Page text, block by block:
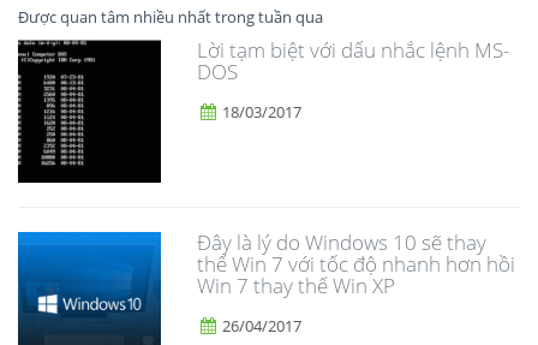
Được quan tâm nhiều nhất trong tuần qua
Lời tạm biệt với dấu nhắc lệnh MS-
DOS
18/03/2017
Đây là lý do Windows 10 sẽ thay
thế Win 7 với tốc độ nhanh hơn hồi
Win 7 thay thế Win XP
26/04/2017